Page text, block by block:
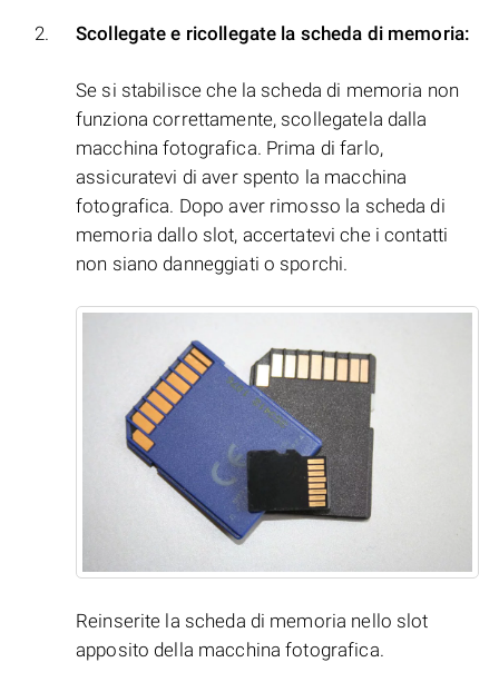
Scollegate e ricollegate la scheda di memoria:
Se si stabilisce che la scheda di memoria non
funziona correttamente, scollegatela dalla
macchina fotografica. Prima di farlo,
assicuratevi di aver spento la macchina
fotografica. Dopo aver rimosso la scheda di
memoria dallo slot, accertatevi che i contatti
non siano danneggiati o sporchi.
Reinserite la scheda di memoria nello slot
apposito della macchina fotografica.